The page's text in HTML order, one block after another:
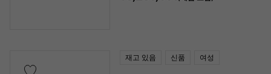
재고 있음 신품 여성